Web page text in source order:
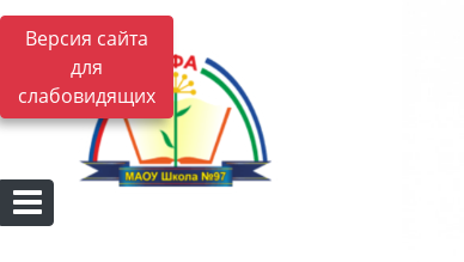
Версия сайта
для
слабовидящих